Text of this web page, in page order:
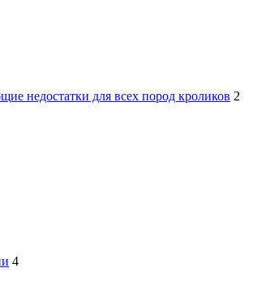
недостатки для всех пород кроликов 2
4